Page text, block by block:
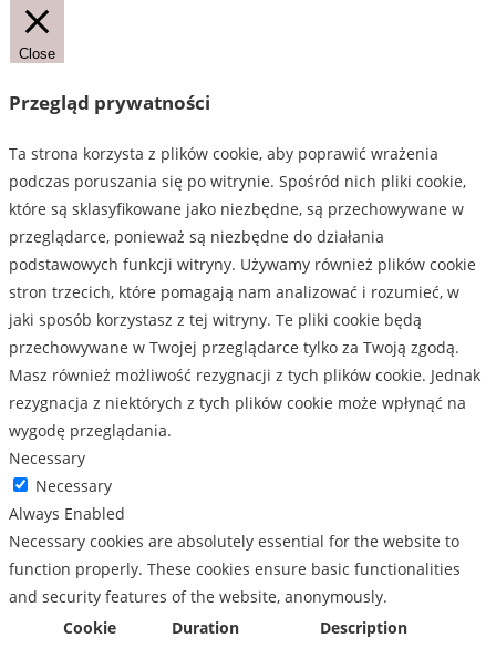
Close
Przegląd prywatności
Ta strona korzysta z plików cookie, aby poprawić wrażenia
podczas poruszania się po witrynie. Spośród nich pliki cookie,
które są sklasyfikowane jako niezbędne, są przechowywane w
przeglądarce, ponieważ są niezbędne do działania
podstawowych funkcji witryny. Używamy również plików cookie
stron trzecich, które pomagają nam analizować i rozumieć, w
jaki sposób korzystasz z tej witryny. Te pliki cookie będą
przechowywane w Twojej przeglądarce tylko za Twoją zgodą.
Masz również możliwość rezygnacji z tych plików cookie. Jednak
rezygnacja z niektórych z tych plików cookie może wpłynąć na
wygodę przeglądania.
Necessary
Necessary
Always Enabled
Necessary cookies are absolutely essential for the website to
function properly. These cookies ensure basic functionalities
and security features of the website, anonymously.
Cookie
Duration Description